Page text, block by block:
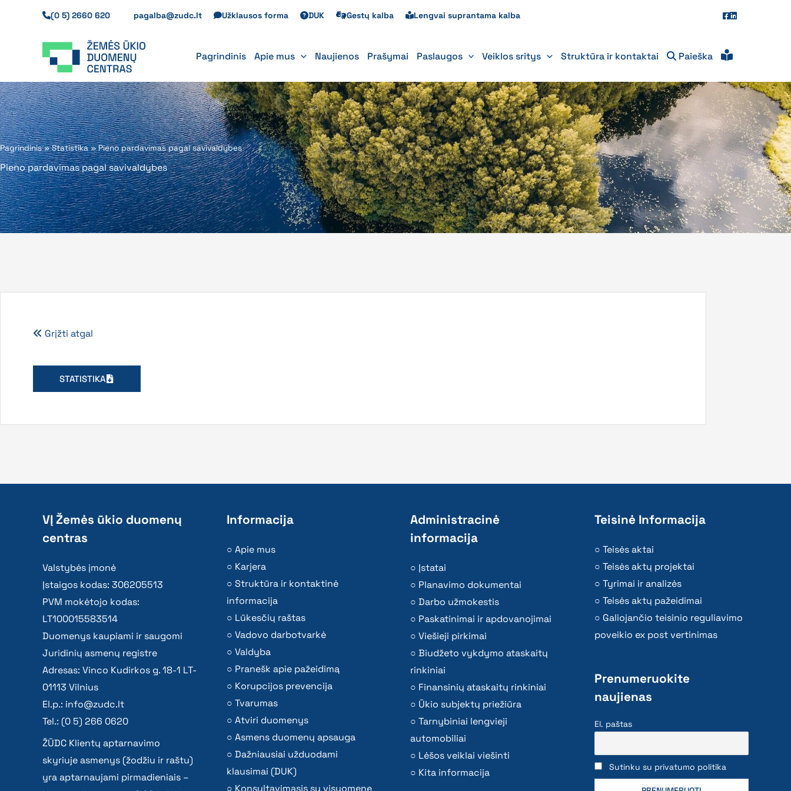
(0 5) 2660 620 pagalba@zudc.lt Užklausos forma DUK Gestų kalba Lengvai suprantama kalba
Pagrindinis Apie mus Naujienos Prašymai Paslaugos Veiklos sritys Struktūra ir kontaktai Paieška
Pagrindinis»Statistika»Pieno pardavimas pagal savivaldybes
Pieno pardavimas pagal savivaldybes
Grįžti atgal
STATISTIKA
VĮ Žemės ūkio duomenų
centras
Valstybės įmonė
Įstaigos kodas: 306205513
PVM mokėtojo kodas:
LT100015583514
Duomenys kaupiami ir saugomi
Juridinių asmenų registre
Adresas: Vinco Kudirkos g. 18-1 LT-
01113 Vilnius
El.p.: info@zudc.lt
Tel.: (0 5) 266 0620
ŽŪDC Klientų aptarnavimo
skyriuje asmenys (žodžiu ir raštu)
yra aptarnaujami pirmadieniais –
Informacija
Apie mus
Karjera
Struktūra ir kontaktinė
informacija
Lūkesčių raštas
Vadovo darbotvarkė
Valdyba
Pranešk apie pažeidimą
Korupcijos prevencija
Tvarumas
Atviri duomenys
Asmens duomenų apsauga
Dažniausiai užduodami
klausimai (DUK)
Administracinė
informacija
Įstatai
Planavimo dokumentai
Darbo užmokestis
Paskatinimai ir apdovanojimai
Viešieji pirkimai
Biudžeto vykdymo ataskaitų
rinkiniai
Finansinių ataskaitų rinkiniai
Ūkio subjektų priežiūra
Tarnybiniai lengvieji
automobiliai
Lėšos veiklai viešinti
Kita informacija
Teisinė Informacija
Teisės aktai
Teisės aktų projektai
Tyrimai ir analizės
Teisės aktų pažeidimai
Galiojančio teisinio reguliavimo
poveikio ex post vertinimas
Prenumeruokite
naujienas
El. paštas
Sutinku su privatumo politika